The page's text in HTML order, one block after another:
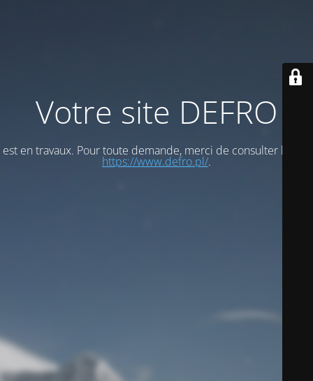
Votre site DEFRO
est en travaux. Pour toute demande, merci de consulter le site
https://www.defro.pl/.